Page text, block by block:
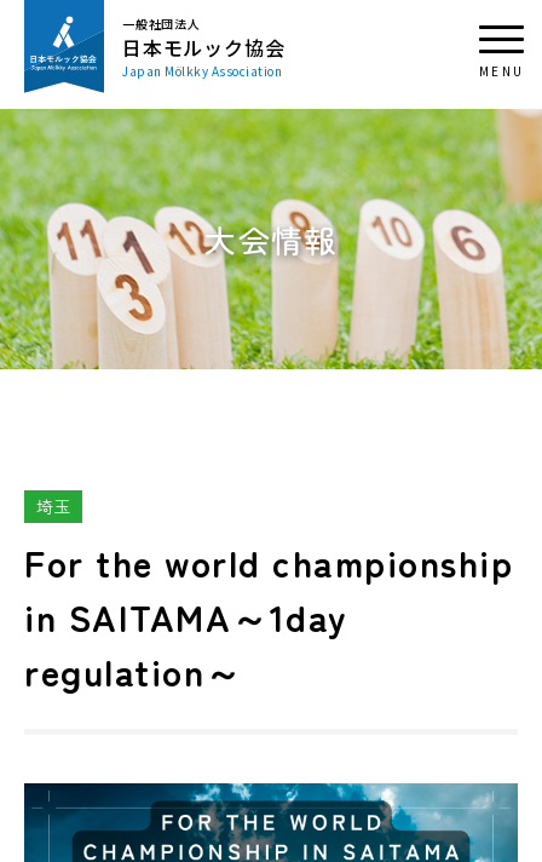
一般社団法人
日本モルック協会
Japan Mölkky Association
大会情報
埼玉
For the world championship
in SAITAMA～1day
regulation～